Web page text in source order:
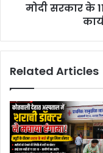
मोदी सरकार के
Related Articles